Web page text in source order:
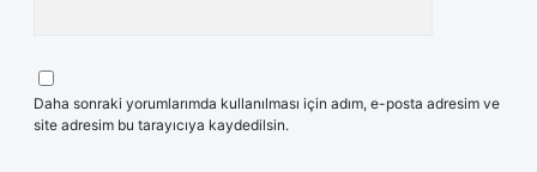
Daha sonraki yorumlarımda kullanılması için adım, e-posta adresim ve
site adresim bu tarayıcıya kaydedilsin.